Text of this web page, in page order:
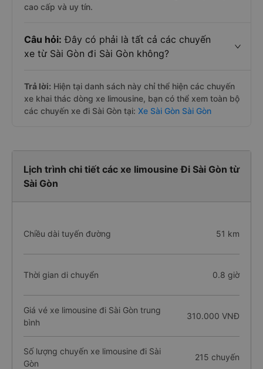
cao cấp và uy tín.
Câu hỏi: Đây có phải là tất cả các chuyến
xe từ Sài Gòn đi Sài Gòn không?
Trả lời: Hiện tại danh sách này chỉ thể hiện các chuyến
xe khai thác dòng xe limousine, bạn có thể xem toàn bộ
các chuyến xe đi Sài Gòn tại: Xe Sài Gòn Sài Gòn
Lịch trình chi tiết các xe limousine Đi Sài Gòn từ
Sài Gòn
Chiều dài tuyến đường 51 km
Thời gian di chuyển 0.8 giờ
Giá vé xe limousine đi Sài Gòn trung
bình
310.000 VNĐ
Số lượng chuyến xe limousine đi Sài
Gòn
215 chuyến